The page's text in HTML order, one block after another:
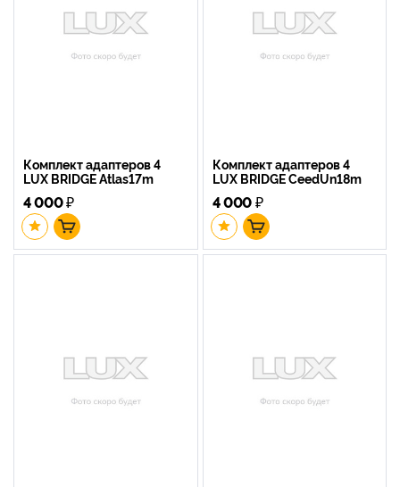
Комплект адаптеров 4
LUX BRIDGE Atlas17m
4 000₽
Комплект адаптеров 4
LUX BRIDGE CeedUn18m
4 000₽